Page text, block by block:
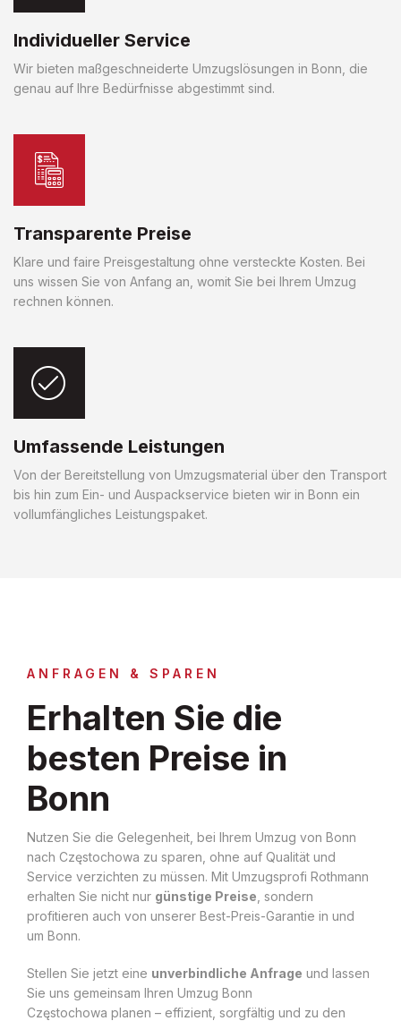
Individueller Service
Wir bieten maßgeschneiderte Umzugslösungen in Bonn, die
genau auf Ihre Bedürfnisse abgestimmt sind.
Transparente Preise
Klare und faire Preisgestaltung ohne versteckte Kosten. Bei
uns wissen Sie von Anfang an, womit Sie bei Ihrem Umzug
rechnen können.
Umfassende Leistungen
Von der Bereitstellung von Umzugsmaterial über den Transport
bis hin zum Ein- und Auspackservice bieten wir in Bonn ein
vollumfängliches Leistungspaket.
ANFRAGEN & SPAREN
Erhalten Sie die
besten Preise in
Bonn
Nutzen Sie die Gelegenheit, bei Ihrem Umzug von Bonn
nach Częstochowa zu sparen, ohne auf Qualität und
Service verzichten zu müssen. Mit Umzugsprofi Rothmann
erhalten Sie nicht nur günstige Preise , sondern
profitieren auch von unserer Best-Preis-Garantie in und
um Bonn.
Stellen Sie jetzt eine unverbindliche Anfrage und lassen
Sie uns gemeinsam Ihren Umzug Bonn
Częstochowa planen – effizient, sorgfältig und zu den